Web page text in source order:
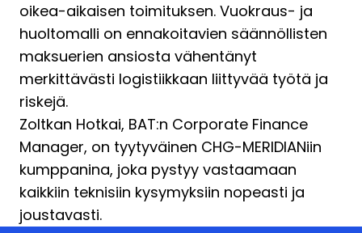
oikea-aikaisen toimituksen. Vuokraus- ja
huoltomalli on ennakoitavien säännöllisten
maksuerien ansiosta vähentänyt
merkittävästi logistiikkaan liittyvää työtä ja
riskejä.
Zoltkan Hotkai, BAT:n Corporate Finance
Manager, on tyytyväinen CHG-MERIDIANiin
kumppanina, joka pystyy vastaamaan
kaikkiin teknisiin kysymyksiin nopeasti ja
joustavasti.